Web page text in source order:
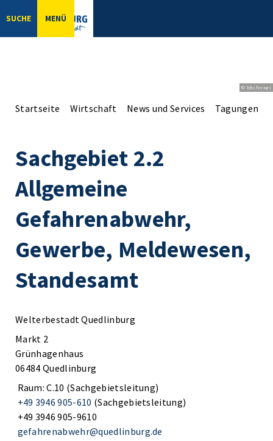
SUCHE MENÜ
© bbsferrari
Startseite Wirtschaft News und Services Tagungen
Sachgebiet 2.2
Allgemeine
Gefahrenabwehr,
Gewerbe, Meldewesen,
Standesamt
Welterbestadt Quedlinburg
Markt 2
Grünhagenhaus
06484 Quedlinburg
Raum: C.10 (Sachgebietsleitung)
+49 3946 905-610 (Sachgebietsleitung)
+49 3946 905-9610
gefahrenabwehr@quedlinburg.de